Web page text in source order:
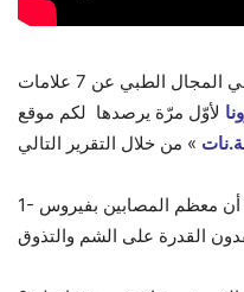
في نفس السياق كشف الخبراء في المجال الطبي عن 7 علامات
لأوّل مرّة يرصدها لكم موقع
1- فقدان حاستي الشم والتذوق حيث أن معظم المصابين بفيروس